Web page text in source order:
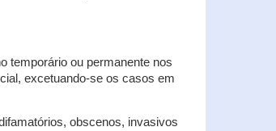
temporário ou permanente nos
excetuando-se os casos em
obscenos, invasivos